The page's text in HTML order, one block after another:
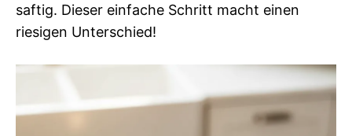
saftig. Dieser einfache Schritt macht einen
riesigen Unterschied!